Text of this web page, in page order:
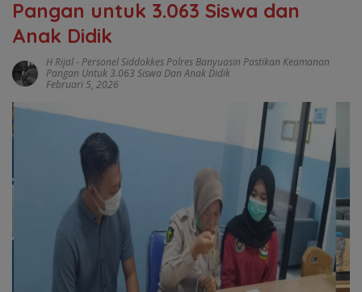
Pangan untuk 3.063 Siswa dan
Anak Didik
H Rijal- Personel Siddokkes Polres Banyuasin Pastikan Keamanan
Pangan Untuk 3.063 Siswa Dan Anak Didik
Februari 5, 2026